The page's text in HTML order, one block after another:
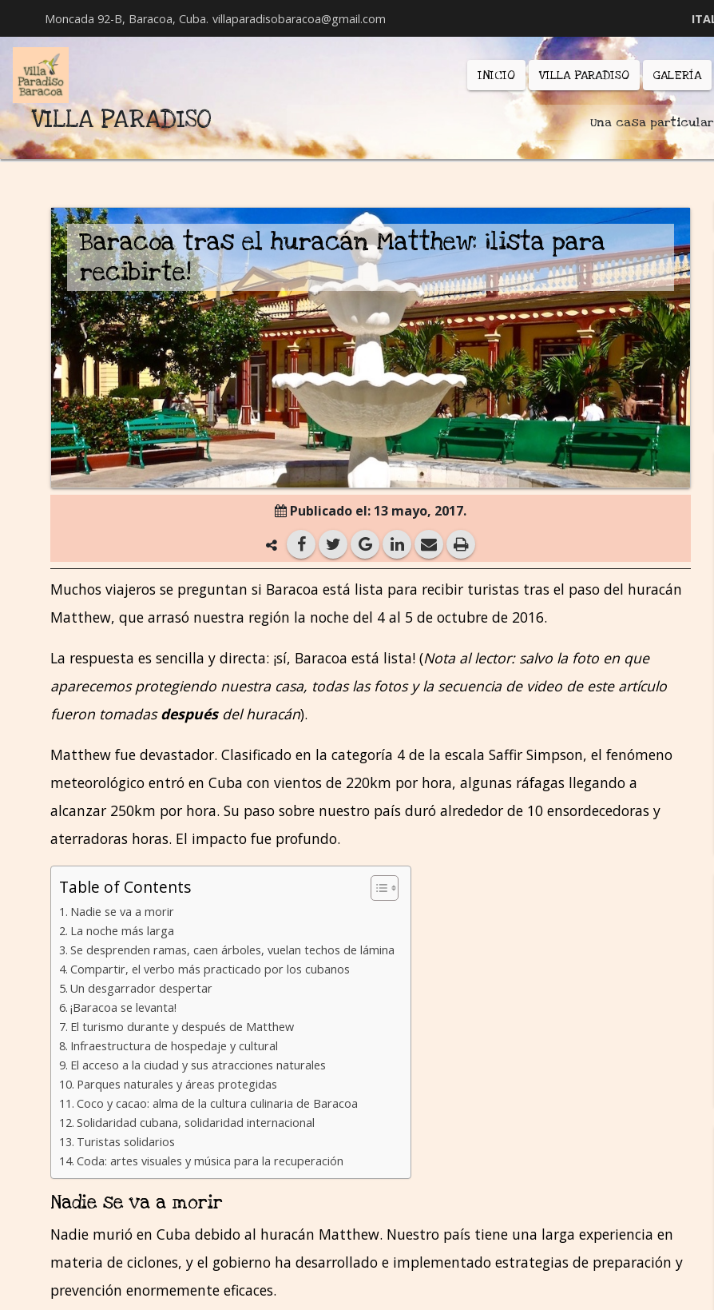
Moncada 92-B, Baracoa, Cuba. villaparadisobaracoa@gmail.com
INICIO VILLA PARADISO GALERÍA
VILLA PARADISO Una casa
Baracoa tras el huracán Matthew: ¡lista para
recibirte!
Publicado el: 13 mayo, 2017.
Muchos viajeros se preguntan si Baracoa está lista para recibir turistas tras el paso del huracán
Matthew, que arrasó nuestra región la noche del 4 al 5 de octubre de 2016.
La respuesta es sencilla y directa: ¡sí, Baracoa está lista! (Nota al lector: salvo la foto en que
aparecemos protegiendo nuestra casa, todas las fotos y la secuencia de video de este artículo
fueron tomadasdespuésdel huracán).
Matthew fue devastador. Clasificado en la categoría 4 de la escala Saffir Simpson, el fenómeno
meteorológico entró en Cuba con vientos de 220km por hora, algunas ráfagas llegando a
alcanzar 250km por hora. Su paso sobre nuestro país duró alrededor de 10 ensordecedoras y
aterradoras horas. El impacto fue profundo.
Table of Contents
Nadie se va a morir
La noche más larga
Se desprenden ramas, caen árboles, vuelan techos de lámina
Compartir, el verbo más practicado por los cubanos
Un desgarrador despertar
¡Baracoa se levanta!
El turismo durante y después de Matthew
Infraestructura de hospedaje y cultural
El acceso a la ciudad y sus atracciones naturales
Parques naturales y áreas protegidas
Coco y cacao: alma de la cultura culinaria de Baracoa
Solidaridad cubana, solidaridad internacional
Turistas solidarios
Coda: artes visuales y música para la recuperación
Nadie se va a morir
Nadie murió en Cuba debido al huracán Matthew. Nuestro país tiene una larga experiencia en
materia de ciclones, y el gobierno ha desarrollado e implementado estrategias de preparación y
prevención enormemente eficaces.